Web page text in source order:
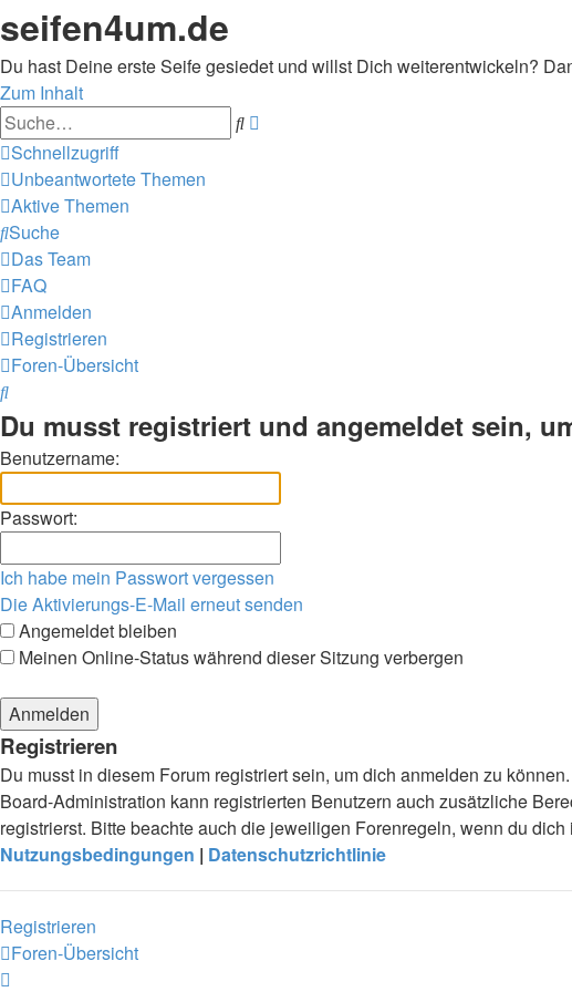
seifen4um.de
Du hast Deine erste Seife gesiedet und willst Dich weiterentwickeln?
Zum Inhalt
Suche
Schnellzugriff
Unbeantwortete Themen
Aktive Themen
Suche
Das Team
FAQ
Anmelden
Registrieren
Foren-Übersicht
Suche
Du musst registriert und angemeldet sein,
Benutzername:
Passwort:
Ich habe mein Passwort vergessen
Die Aktivierungs-E-Mail erneut senden
Angemeldet bleiben
Meinen Online-Status während dieser Sitzung verbergen
Registrieren
Du musst in diesem Forum registriert sein, um dich anmelden zu
Board-Administration kann registrierten Benutzern auch zusätzliche
registrierst. Bitte beachte auch die jeweiligen Forenregeln, wenn du
Nutzungsbedingungen | Datenschutzrichtlinie
Registrieren
Foren-Übersicht